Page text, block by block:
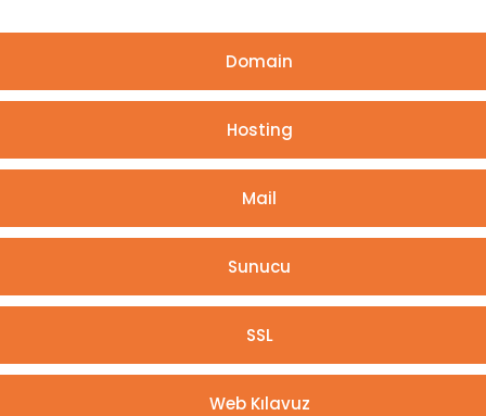
Domain
Hosting
Mail
Sunucu
SSL
Web Kılavuz